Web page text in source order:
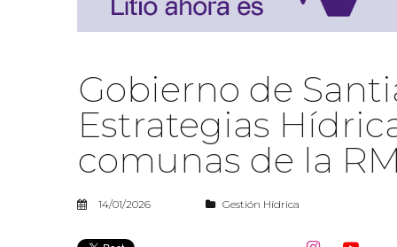
Gobierno de
Estrategias
comunas de la
14/01/2026 Gestión Hídrica